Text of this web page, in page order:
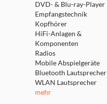
DVD- & Blu-ray-Player
Empfangstechnik
Kopfhörer
HiFi-Anlagen &
Komponenten
Radios
Mobile Abspielgeräte
Bluetooth Lautsprecher
WLAN Lautsprecher
mehr